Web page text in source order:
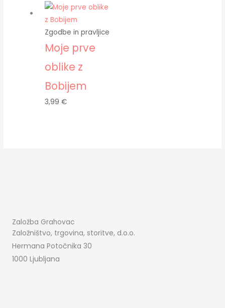
Zgodbe in pravljice
Moje prve
oblike z
Bobijem
3,99€
Založba Grahovac
Založništvo, trgovina, storitve, d.o.o.
Hermana Potočnika 30
1000 Ljubljana